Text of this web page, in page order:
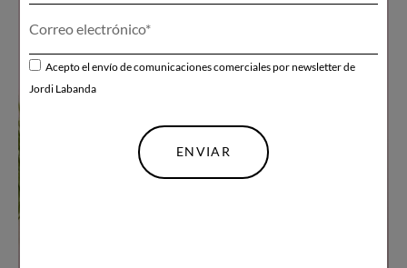
Acepto el envío de comunicaciones comerciales por newsletter de
Jordi Labanda
ENVIAR